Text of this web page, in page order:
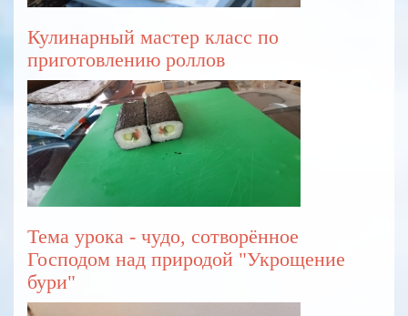
Кулинарный мастер класс по
приготовлению роллов
Тема урока - чудо, сотворённое
Господом над природой "Укрощение
бури"